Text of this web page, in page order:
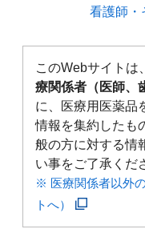
看護師・
このWebサイトは、
療関係者（医師、
に、医療用医薬品
情報を集約したも
般の方に対する情
い事をご了承くだ
※ 医療関係者以外
トへ）